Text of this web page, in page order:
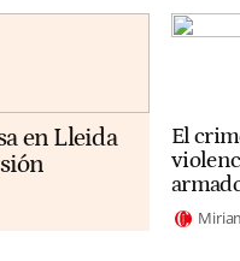
en Lleida
El